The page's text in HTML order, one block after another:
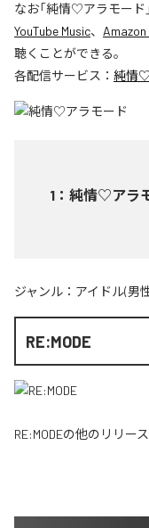
なお「純情♡アラモード
YouTube Music、
聴くことができる。
各配信サービス： 純情
1 ： 純情♡アラ
ジャンル： アイドル(男
RE:MODE
RE:MODEの他のリリース